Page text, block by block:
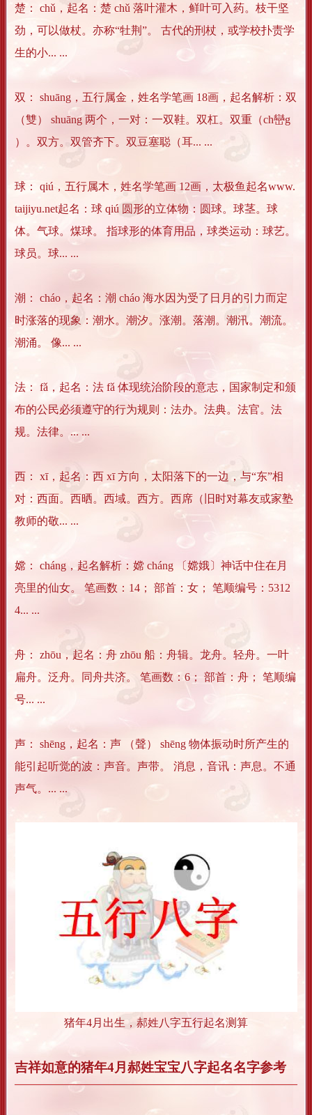
楚： chǔ，起名：楚 chǔ 落叶灌木，鲜叶可入药。枝干坚
劲，可以做杖。亦称“牡荆”。 古代的刑杖，或学校扑责学
生的小... ...
双： shuāng，五行属金，姓名学笔画 18画，起名解析：双
（雙） shuāng 两个，一对：一双鞋。双杠。双重（ch巒g
）。双方。双管齐下。双豆塞聪（耳... ...
球： qiú，五行属木，姓名学笔画 12画，太极鱼起名www.
taijiyu.net起名：球 qiú 圆形的立体物：圆球。球茎。球
体。气球。煤球。 指球形的体育用品，球类运动：球艺。
球员。球... ...
潮： cháo，起名：潮 cháo 海水因为受了日月的引力而定
时涨落的现象：潮水。潮汐。涨潮。落潮。潮汛。潮流。
潮涌。 像... ...
法： fǎ，起名：法 fǎ 体现统治阶段的意志，国家制定和颁
布的公民必须遵守的行为规则：法办。法典。法官。法
规。法律。... ...
西： xī，起名：西 xī 方向，太阳落下的一边，与“东”相
对：西面。西晒。西域。西方。西席（旧时对幕友或家塾
教师的敬... ...
嫦： cháng，起名解析：嫦 cháng 〔嫦娥〕神话中住在月
亮里的仙女。 笔画数：14； 部首：女； 笔顺编号：5312
4... ...
舟： zhōu，起名：舟 zhōu 船：舟辑。龙舟。轻舟。一叶
扁舟。泛舟。同舟共济。 笔画数：6； 部首：舟； 笔顺编
号... ...
声： shēng，起名：声 （聲） shēng 物体振动时所产生的
能引起听觉的波：声音。声带。 消息，音讯：声息。不通
声气。... ...
猪年4月出生，郝姓八字五行起名测算
吉祥如意的猪年4月郝姓宝宝八字起名名字参考